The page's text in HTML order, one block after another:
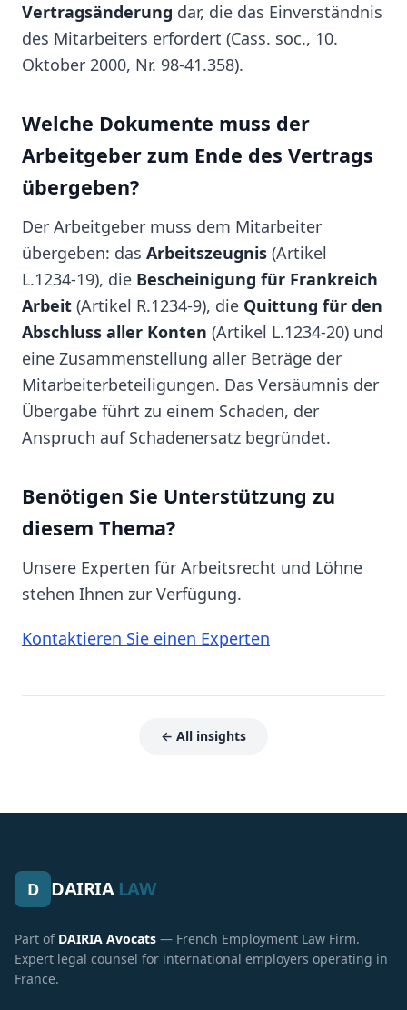
Vertragsänderung dar, die das Einverständnis
des Mitarbeiters erfordert (Cass. soc., 10.
Oktober 2000, Nr. 98-41.358).
Welche Dokumente muss der
Arbeitgeber zum Ende des Vertrags
übergeben?
Der Arbeitgeber muss dem Mitarbeiter
übergeben: das Arbeitszeugnis (Artikel
L.1234-19), die Bescheinigung für Frankreich
Arbeit (Artikel R.1234-9), die Quittung für den
Abschluss aller Konten (Artikel L.1234-20) und
eine Zusammenstellung aller Beträge der
Mitarbeiterbeteiligungen. Das Versäumnis der
Übergabe führt zu einem Schaden, der
Anspruch auf Schadenersatz begründet.
Benötigen Sie Unterstützung zu
diesem Thema?
Unsere Experten für Arbeitsrecht und Löhne
stehen Ihnen zur Verfügung.
Kontaktieren Sie einen Experten
← All insights
D DAIRIA LAW
Part of DAIRIA Avocats — French Employment Law Firm.
Expert legal counsel for international employers operating in
France.